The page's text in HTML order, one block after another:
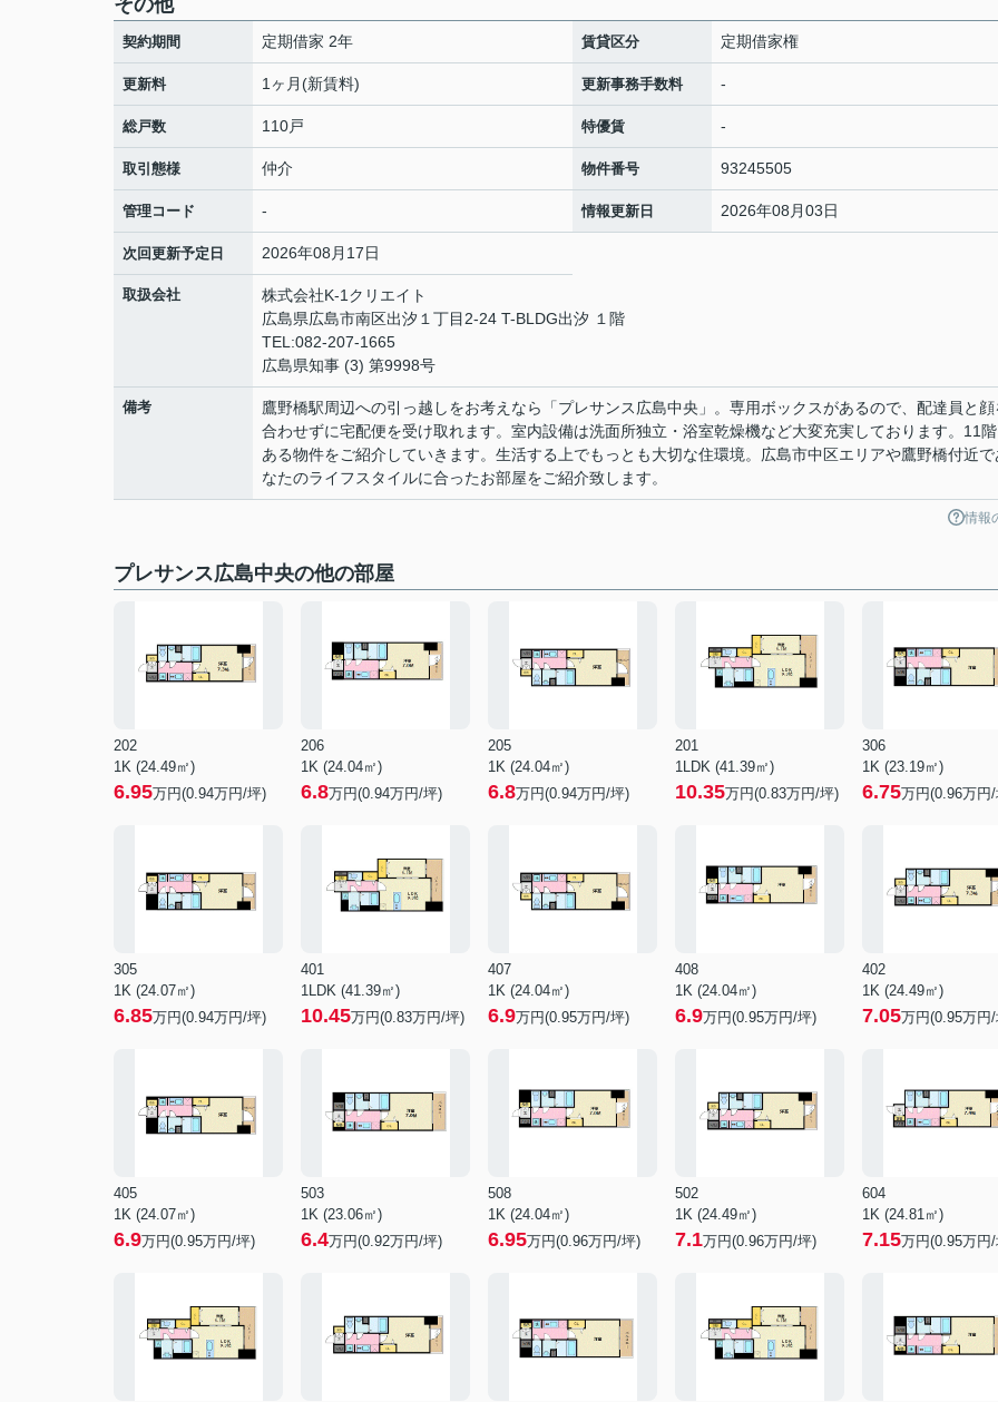
その他
契約期間 定期借家 2年 賃貸区分 定期借家権
更新料 1ヶ月(新賃料) 更新事務手数料 -
総戸数 110戸 特優賃 -
取引態様 仲介 物件番号 93245505
管理コード - 情報更新日 2026年08月03日
次回更新予定日 2026年08月17日
取扱会社
株式会社K-1クリエイト
広島県広島市南区出汐１丁目2-24 T-BLDG出汐 １階
TEL:082-207-1665
広島県知事 (3) 第9998号
備考
鷹野橋駅周辺への引っ越しをお考えなら「プレサンス広島中央」。専用ボックスがあるので、配達員と顔
合わせずに宅配便を受け取れます。室内設備は洗面所独立・浴室乾燥機など大変充実しております。11
ある物件をご紹介していきます。生活する上でもっとも大切な住環境。広島市中区エリアや鷹野橋付近で
なたのライフスタイルに合ったお部屋をご紹介致します。
情報
プレサンス広島中央の他の部屋
202
1K (24.49㎡)
6.95万円(0.94万円/坪)
206
1K (24.04㎡)
6.8万円(0.94万円/坪)
205
1K (24.04㎡)
6.8万円(0.94万円/坪)
201
1LDK (41.39㎡)
10.35万円(0.83万円/坪)
306
1K (23.19㎡)
6.75万円(0.96万円
305
1K (24.07㎡)
6.85万円(0.94万円/坪)
401
1LDK (41.39㎡)
10.45万円(0.83万円/坪)
407
1K (24.04㎡)
6.9万円(0.95万円/坪)
408
1K (24.04㎡)
6.9万円(0.95万円/坪)
402
1K (24.49㎡)
7.05万円(0.95万円
405
1K (24.07㎡)
6.9万円(0.95万円/坪)
503
1K (23.06㎡)
6.4万円(0.92万円/坪)
508
1K (24.04㎡)
6.95万円(0.96万円/坪)
502
1K (24.49㎡)
7.1万円(0.96万円/坪)
604
1K (24.81㎡)
7.15万円(0.95万円